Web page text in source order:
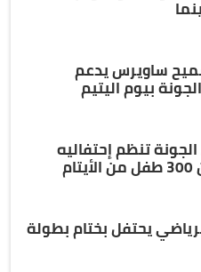
ساويرس يدعم
بيوم اليتيم
تنظم إحتفاليه
يحتفل بختام بطولة